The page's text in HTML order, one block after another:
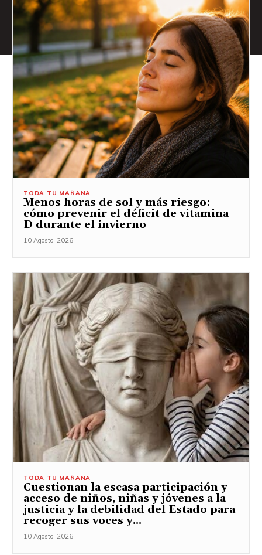
TODA TU MAÑANA
Menos horas de sol y más riesgo:
cómo prevenir el déficit de vitamina
D durante el invierno
10 Agosto, 2026
TODA TU MAÑANA
Cuestionan la escasa participación y
acceso de niños, niñas y jóvenes a la
justicia y la debilidad del Estado para
recoger sus voces y...
10 Agosto, 2026